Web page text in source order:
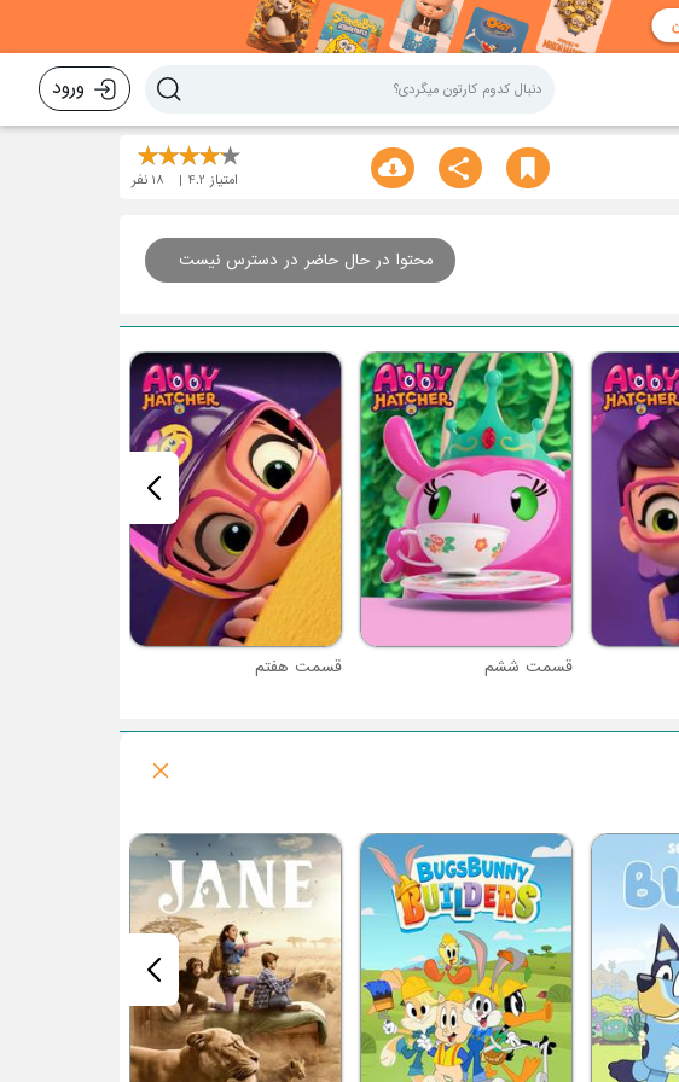
ورود
امتیاز 4.2
18 نفر
محتوا در حال حاضر در دسترس نیست
قسمت ششم قسمت هفتم